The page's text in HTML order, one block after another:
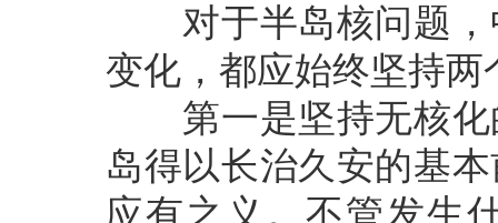
对于半岛核问题，
变化，都应始终坚持两
第一是坚持无核化
岛得以长治久安的基
应有之义。不管发生